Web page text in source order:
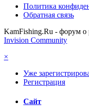
Политика
Обратная связь
KamFishing.Ru - форум о
Invision Community
×
Уже
Регистрация
Сайт